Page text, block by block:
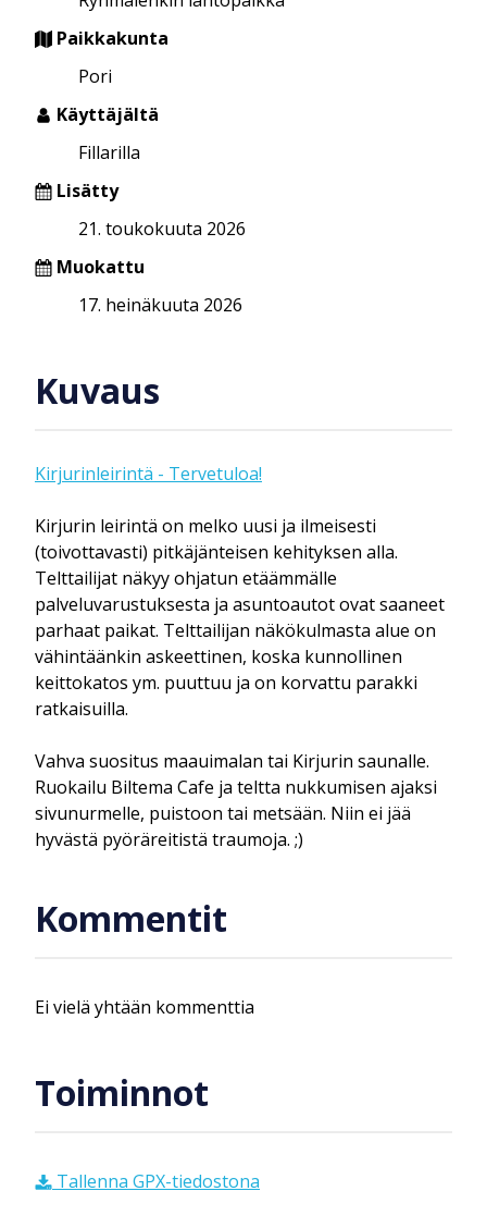
Paikkakunta
Pori
Käyttäjältä
Fillarilla
Lisätty
21. toukokuuta 2026
Muokattu
17. heinäkuuta 2026
Kuvaus
Kirjurinleirintä - Tervetuloa!
Kirjurin leirintä on melko uusi ja ilmeisesti
(toivottavasti) pitkäjänteisen kehityksen alla.
Telttailijat näkyy ohjatun etäämmälle
palveluvarustuksesta ja asuntoautot ovat saaneet
parhaat paikat. Telttailijan näkökulmasta alue on
vähintäänkin askeettinen, koska kunnollinen
keittokatos ym. puuttuu ja on korvattu parakki
ratkaisuilla.
Vahva suositus maauimalan tai Kirjurin saunalle.
Ruokailu Biltema Cafe ja teltta nukkumisen ajaksi
sivunurmelle, puistoon tai metsään. Niin ei jää
hyvästä pyöräreitistä traumoja. ;)
Kommentit
Ei vielä yhtään kommenttia
Toiminnot
Tallenna GPX-tiedostona